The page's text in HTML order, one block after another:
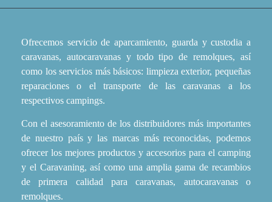
Ofrecemos servicio de aparcamiento, guarda y custodia a
caravanas, autocaravanas y todo tipo de remolques, así
como los servicios más básicos: limpieza exterior, pequeñas
reparaciones o el transporte de las caravanas a los
respectivos campings.
Con el asesoramiento de los distribuidores más importantes
de nuestro país y las marcas más reconocidas, podemos
ofrecer los mejores productos y accesorios para el camping
y el Caravaning, así como una amplia gama de recambios
de primera calidad para caravanas, autocaravanas o
remolques.